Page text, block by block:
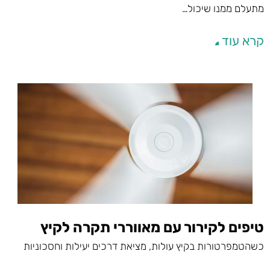
מתעלם ממנו שיכול…
קרא עוד
טיפים לקירור עם מאווררי תקרה לקיץ
כשהטמפרטורות בקיץ עולות, מציאת דרכים יעילות וחסכוניות